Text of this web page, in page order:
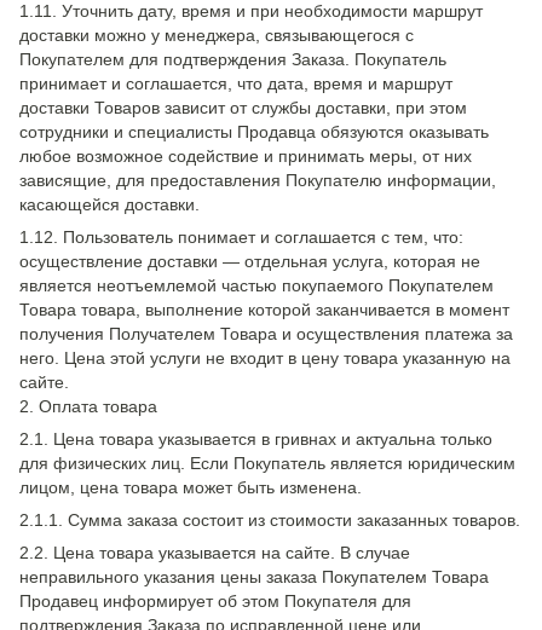
1.11. Уточнить дату, время и при необходимости маршрут
доставки можно у менеджера, связывающегося с
Покупателем для подтверждения Заказа. Покупатель
принимает и соглашается, что дата, время и маршрут
доставки Товаров зависит от службы доставки, при этом
сотрудники и специалисты Продавца обязуются оказывать
любое возможное содействие и принимать меры, от них
зависящие, для предоставления Покупателю информации,
касающейся доставки.
1.12. Пользователь понимает и соглашается с тем, что:
осуществление доставки — отдельная услуга, которая не
является неотъемлемой частью покупаемого Покупателем
Товара товара, выполнение которой заканчивается в момент
получения Получателем Товара и осуществления платежа за
него. Цена этой услуги не входит в цену товара указанную на
сайте.
2. Оплата товара
2.1. Цена товара указывается в гривнах и актуальна только
для физических лиц. Если Покупатель является юридическим
лицом, цена товара может быть изменена.
2.1.1. Сумма заказа состоит из стоимости заказанных товаров.
2.2. Цена товара указывается на сайте. В случае
неправильного указания цены заказа Покупателем Товара
Продавец информирует об этом Покупателя для
подтверждения Заказа по исправленной цене или